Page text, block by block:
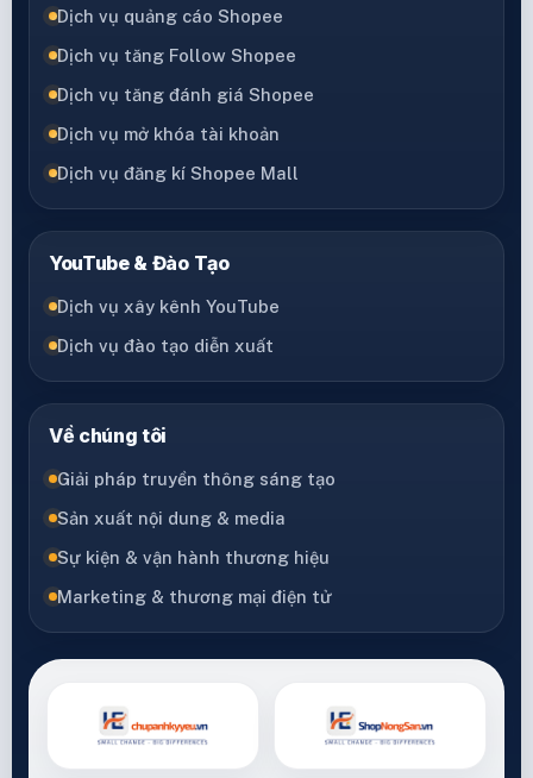
Dịch vụ quảng cáo Shopee
Dịch vụ tăng Follow Shopee
Dịch vụ tăng đánh giá Shopee
Dịch vụ mở khóa tài khoản
Dịch vụ đăng kí Shopee Mall
YouTube & Đào Tạo
Dịch vụ xây kênh YouTube
Dịch vụ đào tạo diễn xuất
Về chúng tôi
Giải pháp truyền thông sáng tạo
Sản xuất nội dung & media
Sự kiện & vận hành thương hiệu
Marketing & thương mại điện tử